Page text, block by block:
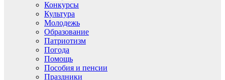
Конкурсы
Культура
Молодежь
Образование
Патриотизм
Погода
Помощь
Пособия и пенсии
Праздники